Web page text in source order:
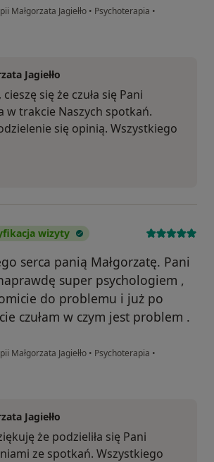
Małgorzata Jagiełło • Psychoterapia •
T
Jagiełło
się że czuła się Pani
w trakcie Naszych spotkań.
się opinią. Wszystkiego
wizyty
serca panią Małgorzatę. Pani
super psychologiem ,
do problemu i już po
czułam w czym jest problem .
Małgorzata Jagiełło • Psychoterapia •
Jagiełło
że podzieliła się Pani
ze spotkań. Wszystkiego